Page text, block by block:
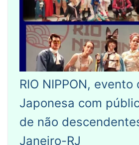
RIO NIPPON,
Japonesa com
de não
Janeiro-RJ